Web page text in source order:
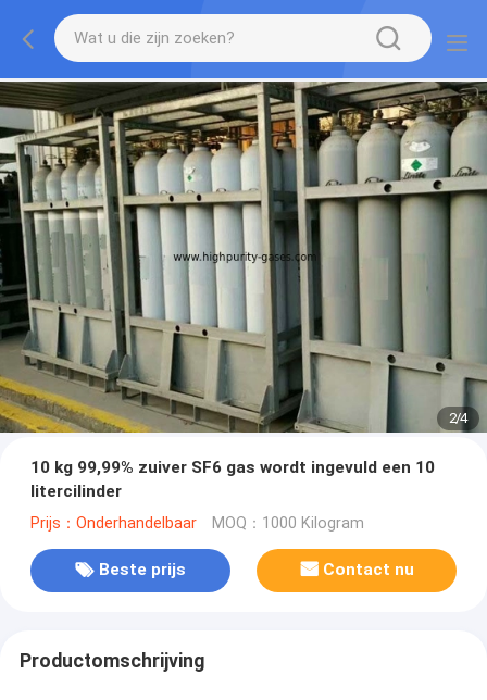
2/4
10 kg 99,99% zuiver SF6 gas wordt ingevuld een 10
litercilinder
Prijs：Onderhandelbaar MOQ：1000 Kilogram
Beste prijs Contact nu
Productomschrijving